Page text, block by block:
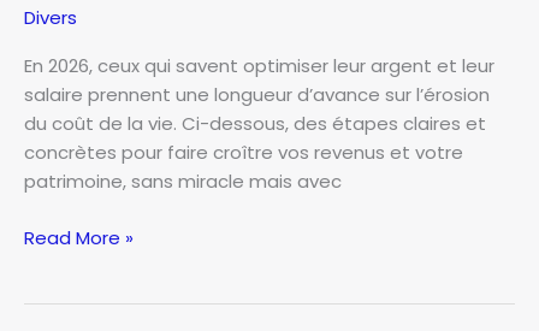
Divers
En 2026, ceux qui savent optimiser leur argent et leur
salaire prennent une longueur d’avance sur l’érosion
du coût de la vie. Ci-dessous, des étapes claires et
concrètes pour faire croître vos revenus et votre
patrimoine, sans miracle mais avec
Argent
Read More »